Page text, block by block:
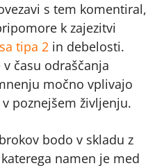
s tem komentiral,
k zajezitvi
tipa 2 in debelosti.
času odraščanja
močno vplivajo
poznejšem življenju.
bodo v skladu z
namen je med